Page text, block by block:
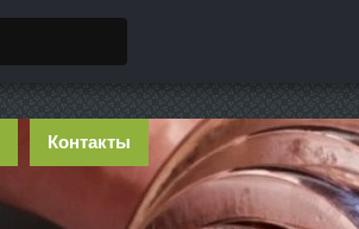
Контакты